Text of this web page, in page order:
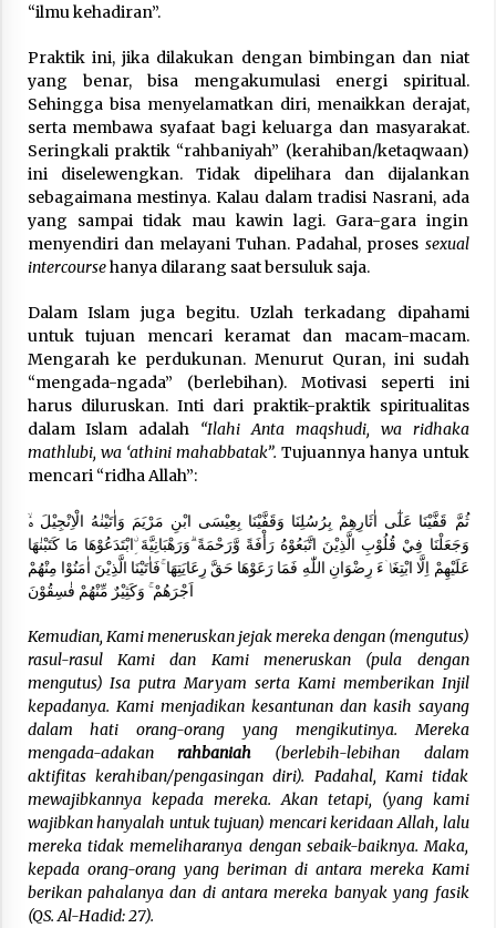
“ilmu kehadiran”.
Praktik ini, jika dilakukan dengan bimbingan dan niat
yang benar, bisa mengakumulasi energi spiritual.
Sehingga bisa menyelamatkan diri, menaikkan derajat,
serta membawa syafaat bagi keluarga dan masyarakat.
Seringkali praktik “rahbaniyah” (kerahiban/ketaqwaan)
ini diselewengkan. Tidak dipelihara dan dijalankan
sebagaimana mestinya. Kalau dalam tradisi Nasrani, ada
yang sampai tidak mau kawin lagi. Gara-gara ingin
menyendiri dan melayani Tuhan. Padahal, proses sexual
intercoursehanya dilarang saat bersuluk saja.
Dalam Islam juga begitu. Uzlah terkadang dipahami
untuk tujuan mencari keramat dan macam-macam.
Mengarah ke perdukunan. Menurut Quran, ini sudah
“mengada-ngada” (berlebihan). Motivasi seperti ini
harus diluruskan. Inti dari praktik-praktik spiritualitas
dalam Islam adalah “Ilahi Anta maqshudi, wa ridhaka
mathlubi, wa ‘athini mahabbatak”. Tujuannya hanya untuk
mencari “ridha Allah”:
ثُمَّ قَفَّيْنَا عَلٰٓى اٰثَارِهِمْ بِرُسُلِنَا وَقَفَّيْنَا بِعِيْسَى ابْنِ مَرْيَمَ وَاٰتَيْنٰهُ الْاِنْجِيْلَ ەۙ
وَجَعَلْنَا فِيْ قُلُوْبِ الَّذِيْنَ اتَّبَعُوْهُ رَأْفَةً وَّرَحْمَةً ۗوَرَهْبَانِيَّةَ ِۨابْتَدَعُوْهَا مَا كَتَبْنٰهَا
عَلَيْهِمْ اِلَّا ابْتِغَاۤءَ رِضْوَانِ اللّٰهِ فَمَا رَعَوْهَا حَقَّ رِعَايَتِهَا ۚفَاٰتَيْنَا الَّذِيْنَ اٰمَنُوْا مِنْهُمْ
اَجْرَهُمْ ۚ وَكَثِيْرٌ مِّنْهُمْ فٰسِقُوْنَ
Kemudian, Kami meneruskan jejak mereka dengan (mengutus)
rasul-rasul Kami dan Kami meneruskan (pula dengan
mengutus) Isa putra Maryam serta Kami memberikan Injil
kepadanya. Kami menjadikan kesantunan dan kasih sayang
dalam hati orang-orang yang mengikutinya. Mereka
mengada-adakan rahbaniah (berlebih-lebihan dalam
aktifitas kerahiban/pengasingan diri). Padahal, Kami tidak
mewajibkannya kepada mereka. Akan tetapi, (yang kami
wajibkan hanyalah untuk tujuan) mencari keridaan Allah, lalu
mereka tidak memeliharanya dengan sebaik-baiknya. Maka,
kepada orang-orang yang beriman di antara mereka Kami
berikan pahalanya dan di antara mereka banyak yang fasik
(QS. Al-Hadid: 27).